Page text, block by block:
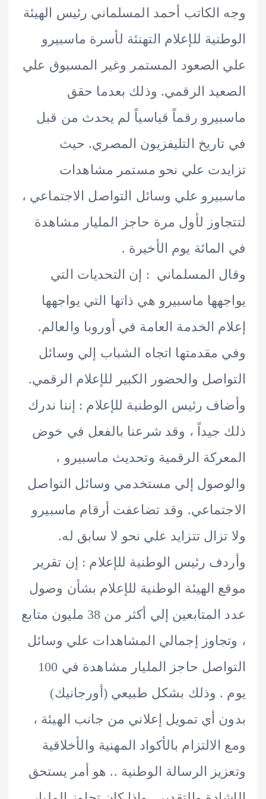
أحمد المسلماني رئيس الهيئة
للإعلام التهنئة لأسرة ماسبيرو
الصعود المستمر وغير المسبوق علي
الرقمي. وذلك بعدما حقق
رقماً قياسياً لم يحدث من قبل
التليفزيون المصري. حيث
علي نحو مستمر مشاهدات
علي وسائل التواصل الاجتماعي ،
لأول مرة حاجز المليار مشاهدة
يوم الأخيرة .
المسلماني : إن التحديات التي
ماسبيرو هي ذاتها التي يواجهها
الخدمة العامة في أوروبا والعالم.
اتجاه الشباب إلي وسائل
والحضور الكبير للإعلام الرقمي.
رئيس الوطنية للإعلام : إننا ندرك
جيداً ، وقد شرعنا بالفعل في خوض
الرقمية وتحديث ماسبيرو ،
إلي مستخدمي وسائل التواصل
وقد تضاعفت أرقام ماسبيرو
تتزايد علي نحو لا سابق له.
رئيس الوطنية للإعلام : إن تقرير
الهيئة الوطنية للإعلام بشأن وصول
عدد المتابعين إلي أكثر من 38 مليون متابع
إجمالي المشاهدات علي وسائل
التواصل حاجز المليار مشاهدة في 100
. وذلك بشكل طبيعي (أورجانيك)
أي تمويل إعلاني من جانب الهيئة ،
بالأكواد المهنية والأخلاقية
الرسالة الوطنية .. هو أمر يستحق